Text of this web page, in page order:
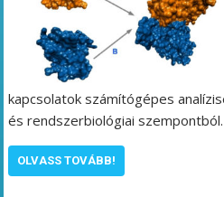
kapcsolatok számítógépes
és rendszerbiológiai szempontból.
OLVASS TOVÁBB!